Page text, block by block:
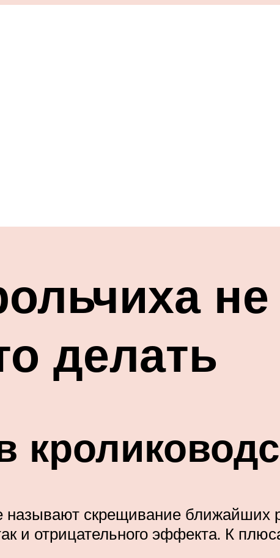
не
делать
называют скрещивание
и отрицательного эффекта. К